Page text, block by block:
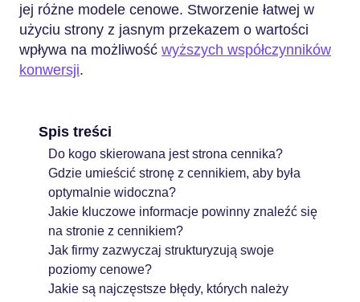
jej różne modele cenowe. Stworzenie łatwej w
użyciu strony z jasnym przekazem o wartości
wpływa na możliwość wyższych współczynników
konwersji.
Spis treści
Do kogo skierowana jest strona cennika?
Gdzie umieścić stronę z cennikiem, aby była
optymalnie widoczna?
Jakie kluczowe informacje powinny znaleźć się
na stronie z cennikiem?
Jak firmy zazwyczaj strukturyzują swoje
poziomy cenowe?
Jakie są najczęstsze błędy, których należy